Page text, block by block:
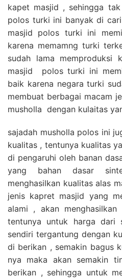
kapet masjid , sehingga
polos turki ini banyak di
masjid polos turki ini
karena memamng turki
sudah lama memproduksi
masjid polos turki ini
baik karena negara turki
membuat berbagai macam
musholla dengan kulaitas
sajadah musholla polos ini
kualitas , tentunya kualitas
di pengaruhi oleh banan
yang bahan dasar
menghasilkan kualitas alas
jenis kapret masjid yang
alami , akan
tentunya untuk harga dari
sendiri tergantung dengan
di berikan , semakin bagus
nya maka akan semakin
berikan , sehingga untuk